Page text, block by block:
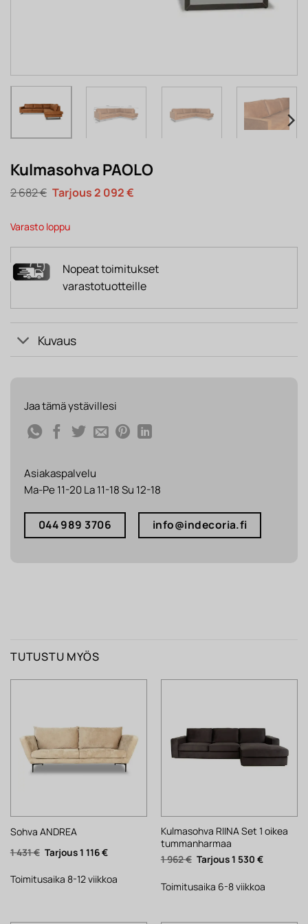
Kulmasohva PAOLO
2 682€ Alkuperäinen
hinta
2
682 €.
2 092€Nykyinen
Varasto loppu
Nopeat toimitukset
varastotuotteille
Kuvaus
Jaa tämä ystävillesi
Asiakaspalvelu
Ma-Pe 11-20 La 11-18 Su 12-18
044 989 3706 info@indecoria.fi
TUTUSTU MYÖS
Sohva ANDREA
1 431€ Alkuperäinen
hinta
1
431 €.
1 116€Nykyinen
1
116 €.
Toimitusaika 8-12 viikkoa
Kulmasohva RIINA Set 1 oikea
tummanharmaa
1 962€ Alkuperäinen
hinta
1
962 €.
1 530 €Nykyinen
1
530 €.
Toimitusaika 6-8 viikkoa